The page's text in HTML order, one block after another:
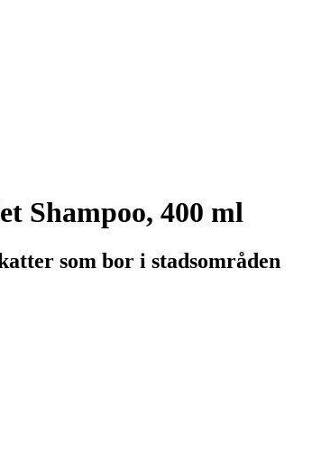
Shampoo, 400 ml
som bor i stadsområden